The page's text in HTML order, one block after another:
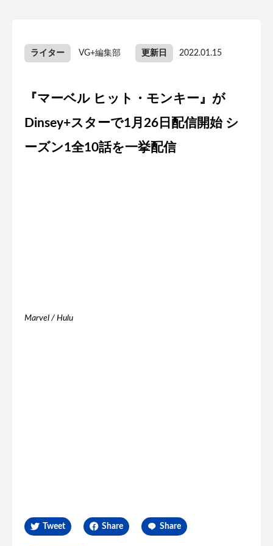
ライター VG+編集部 更新日 2022.01.15
『マーベル ヒット・モンキー』が
Dinsey+スターで1月26日配信開始 シ
ーズン1全10話を一挙配信
Marvel / Hulu
Tweet Share Share